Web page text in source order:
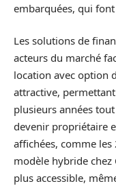
embarquées, qui
Les solutions de
acteurs du marché
location avec option
attractive,
plusieurs années
devenir propriétaire
affichées, comme
modèle hybride chez
plus accessible,